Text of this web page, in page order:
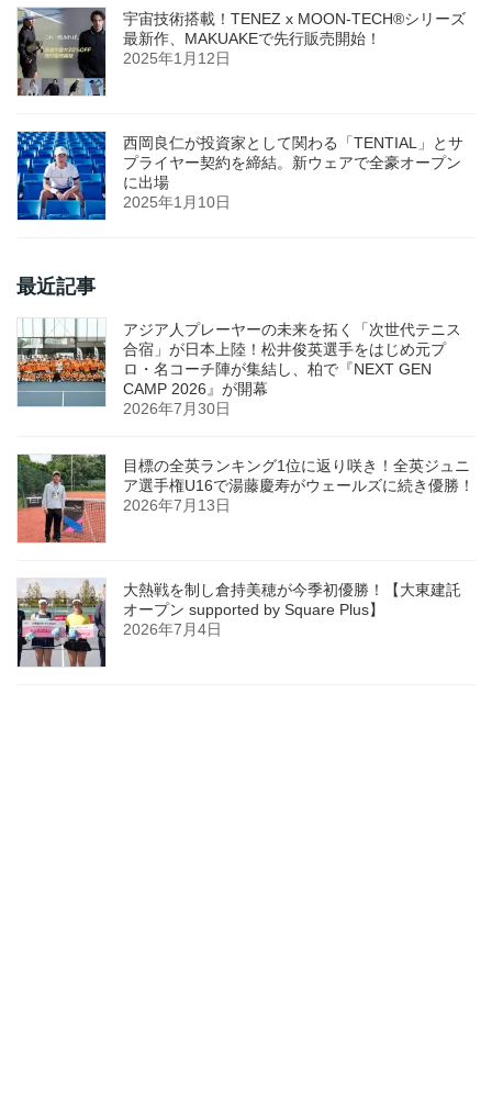
宇宙技術搭載！TENEZ x MOON-TECH®シリーズ
最新作、MAKUAKEで先行販売開始！
2025年1月12日
西岡良仁が投資家として関わる「TENTIAL」とサ
プライヤー契約を締結。新ウェアで全豪オープン
に出場
2025年1月10日
最近記事
アジア人プレーヤーの未来を拓く「次世代テニス
合宿」が日本上陸！松井俊英選手をはじめ元プ
ロ・名コーチ陣が集結し、柏で『NEXT GEN
CAMP 2026』が開幕
2026年7月30日
目標の全英ランキング1位に返り咲き！全英ジュニ
ア選手権U16で湯藤慶寿がウェールズに続き優勝！
2026年7月13日
大熱戦を制し倉持美穂が今季初優勝！【大東建託
オープン supported by Square Plus】
2026年7月4日